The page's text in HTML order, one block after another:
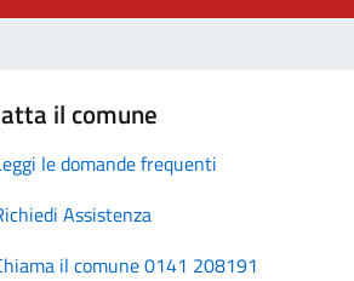
il comune
le domande frequenti
Assistenza
il comune 0141 208191